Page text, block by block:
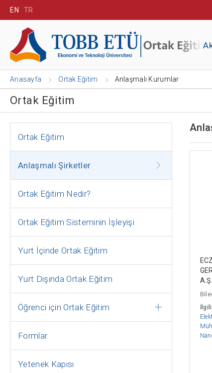
EN TR
Anasayfa Ortak Eğitim Anlaşmalı Kurumlar
Ortak Eğitim
Ortak Eğitim
Anlaşmalı Şirketler
Ortak Eğitim Nedir?
Ortak Eğitim Sisteminin İşleyişi
Yurt İçinde Ortak Eğitim
Yurt Dışında Ortak Eğitim
Öğrenci için Ortak Eğitim
Formlar
Yetenek Kapısı
A.Ş.